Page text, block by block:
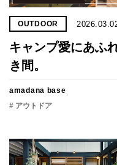
OUTDOOR
キャンプ愛にあふ
き間。
amadana base
# アウトドア